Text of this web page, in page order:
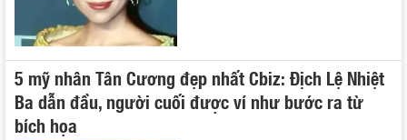
5 mỹ nhân Tân Cương đẹp nhất Cbiz: Địch Lệ Nhiệt
Ba dẫn đầu, người cuối được ví như bước ra từ
bích họa